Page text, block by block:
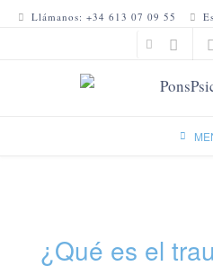
Llámanos: +34 613 07 09 55
¿Qué es el